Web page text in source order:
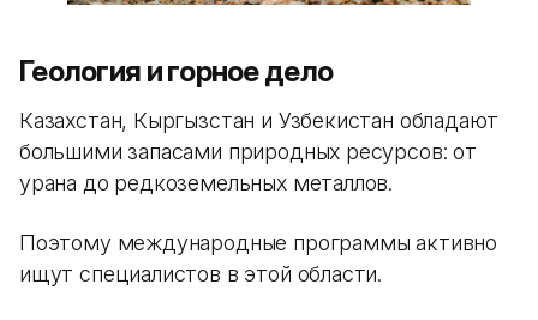
Геология и горное дело
Казахстан, Кыргызстан и Узбекистан обладают
большими запасами природных ресурсов: от
урана до редкоземельных металлов.
Поэтому международные программы активно
ищут специалистов в этой области.